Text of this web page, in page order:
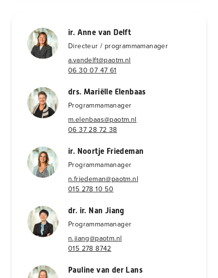
ir. Anne van Delft
Directeur / programmamanager
a.vandelft@paotm.nl
06 30 07 47 61
drs. Mariëlle Elenbaas
Programmamanager
m.elenbaas@paotm.nl
06 37 28 72 38
ir. Noortje Friedeman
Programmamanager
n.friedeman@paotm.nl
015 278 10 50
dr. ir. Nan Jiang
Programmamanager
n.jiang@paotm.nl
015 278 8742
Pauline van der Lans